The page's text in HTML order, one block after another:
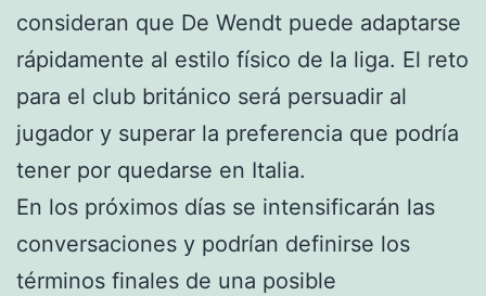
consideran que De Wendt puede adaptarse
rápidamente al estilo físico de la liga. El reto
para el club británico será persuadir al
jugador y superar la preferencia que podría
tener por quedarse en Italia.
En los próximos días se intensificarán las
conversaciones y podrían definirse los
términos finales de una posible